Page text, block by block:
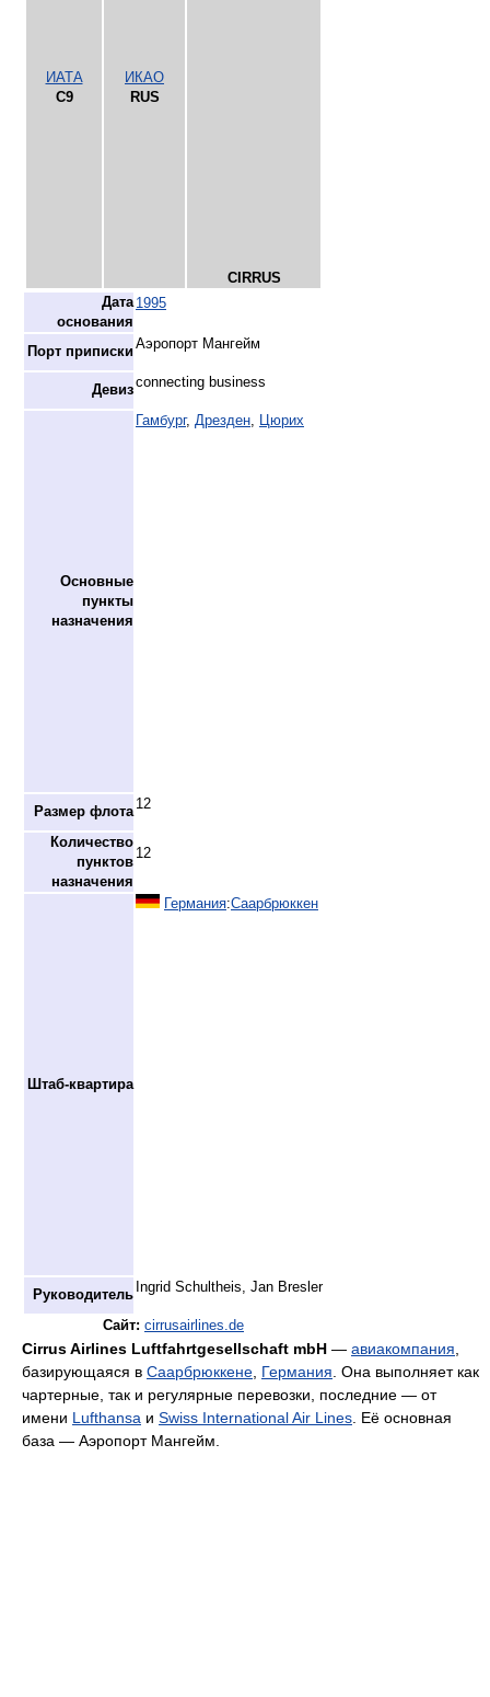
ИАТА
C9
ИКАО
RUS
CIRRUS
Дата
основания
1995
Порт припискиАэропорт Мангейм
Девизconnecting business
Основные
пункты
назначения
Гамбург, Дрезден, Цюрих
Размер флота 12
Количество
пунктов
назначения
12
Штаб-квартира
Германия:Саарбрюккен
Руководитель Ingrid Schultheis, Jan Bresler
Сайт: cirrusairlines.de
Cirrus Airlines Luftfahrtgesellschaft mbH — авиакомпания
базирующаяся в Саарбрюккене Германия . Она выполняет как
чартерные, так и регулярные перевозки, последние — от
имени Lufthansa и Swiss International Air Lines . Её основнaя
база — Аэропорт Мангейм.